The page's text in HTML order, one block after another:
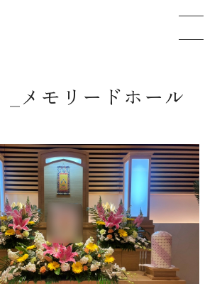
ドのお葬式について
_メモリードホール